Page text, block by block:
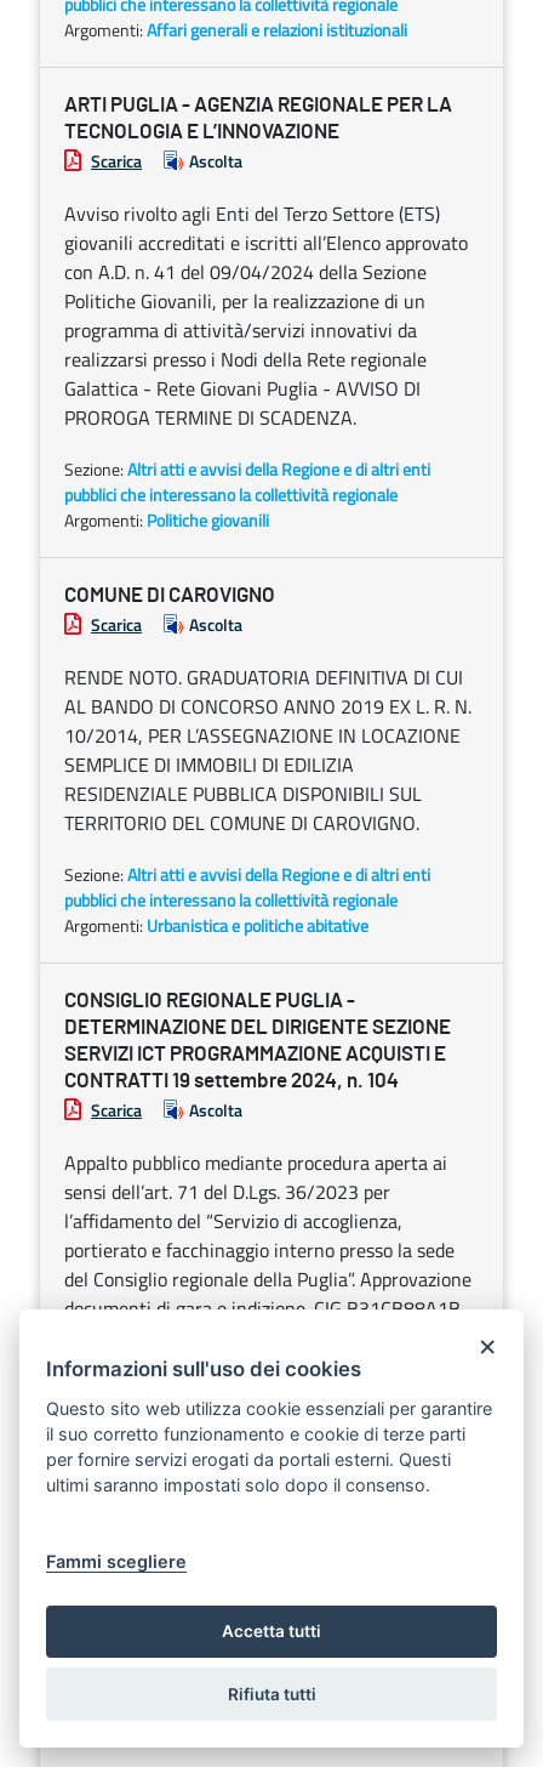
Argomenti:Affari generali e relazioni istituzionali
ARTI PUGLIA - AGENZIA REGIONALE PER LA
TECNOLOGIA E L’INNOVAZIONE
Scarica Ascolta
Avviso rivolto agli Enti del Terzo Settore (ETS)
giovanili accreditati e iscritti all’Elenco approvato
con A.D. n. 41 del 09/04/2024 della Sezione
Politiche Giovanili, per la realizzazione di un
programma di attività/servizi innovativi da
realizzarsi presso i Nodi della Rete regionale
Galattica - Rete Giovani Puglia - AVVISO DI
PROROGA TERMINE DI SCADENZA.
Sezione:Altri atti e avvisi della Regione e di altri enti
pubblici che interessano la collettività regionale
Argomenti: Politiche giovanili
COMUNE DI CAROVIGNO
Scarica Ascolta
RENDE NOTO. GRADUATORIA DEFINITIVA DI CUI
AL BANDO DI CONCORSO ANNO 2019 EX L. R. N.
10/2014, PER L’ASSEGNAZIONE IN LOCAZIONE
SEMPLICE DI IMMOBILI DI EDILIZIA
RESIDENZIALE PUBBLICA DISPONIBILI SUL
TERRITORIO DEL COMUNE DI CAROVIGNO.
Sezione:Altri atti e avvisi della Regione e di altri enti
pubblici che interessano la collettività regionale
Argomenti: Urbanistica e politiche abitative
CONSIGLIO REGIONALE PUGLIA -
DETERMINAZIONE DEL DIRIGENTE SEZIONE
SERVIZI ICT PROGRAMMAZIONE ACQUISTI E
CONTRATTI 19 settembre 2024, n. 104
Scarica Ascolta
Appalto pubblico mediante procedura aperta ai
sensi dell’art. 71 del D.Lgs. 36/2023 per
l’affidamento del “Servizio di accoglienza,
portierato e facchinaggio interno presso la sede
del Consiglio regionale della Puglia”. Approvazione
documenti di gara e indizione. CIG B31CB88A1B.
Sezione:Appalti e Contratti
REGIONE PUGLIA - DETERMINAZIONE DEL
DIRIGENTE SEZIONE STRATEGIE E GOVERNO
DELL’OFFERTA 25 settembre 2024, n. 427
A.C.N. del 28/04/2022. Approvazione della
graduatoria provvisoria regionale di medicina
specialistica pediatrica di libera scelta valevole per
l’anno 2025.
×
Informazioni sull'uso dei cookies
Questo sito web utilizza cookie essenziali per garantire
il suo corretto funzionamento e cookie di terze parti
per fornire servizi erogati da portali esterni. Questi
ultimi saranno impostati solo dopo il consenso.
Fammi scegliere
Accetta tutti
Rifiuta tutti